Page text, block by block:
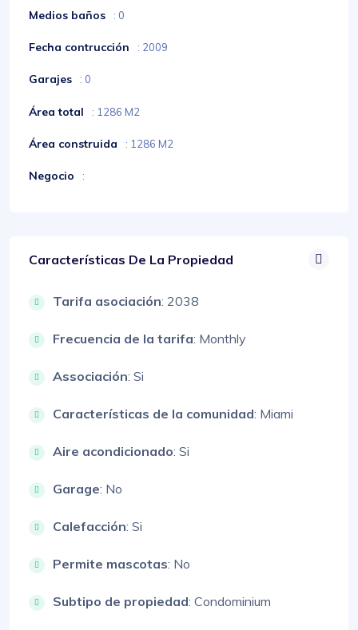
Medios baños : 0
Fecha contrucción : 2009
Garajes : 0
Área total : 1286 M2
Área construida : 1286 M2
Negocio :
Características De La Propiedad
Tarifa asociación: 2038
Frecuencia de la tarifa: Monthly
Associación: Si
Características de la comunidad: Miami
Aire acondicionado: Si
Garage: No
Calefacción: Si
Permite mascotas: No
Subtipo de propiedad: Condominium